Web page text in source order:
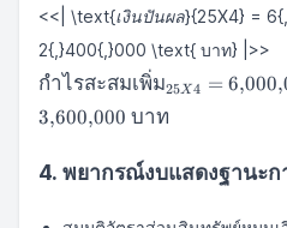
<<| \text{เงินปันผล}{25X4} =
2{,}400{,}000 \text{ บาท} |>>
\text{กำไร
สะสม
เพิ่ม}_{25X4}
6{,}000{,}000
2{,}400{,}000
กำไรสะสมเพิ่ม25X4 = 6,000,
3,600,000 บาท
4. พยากรณ์งบแสดงฐานะ